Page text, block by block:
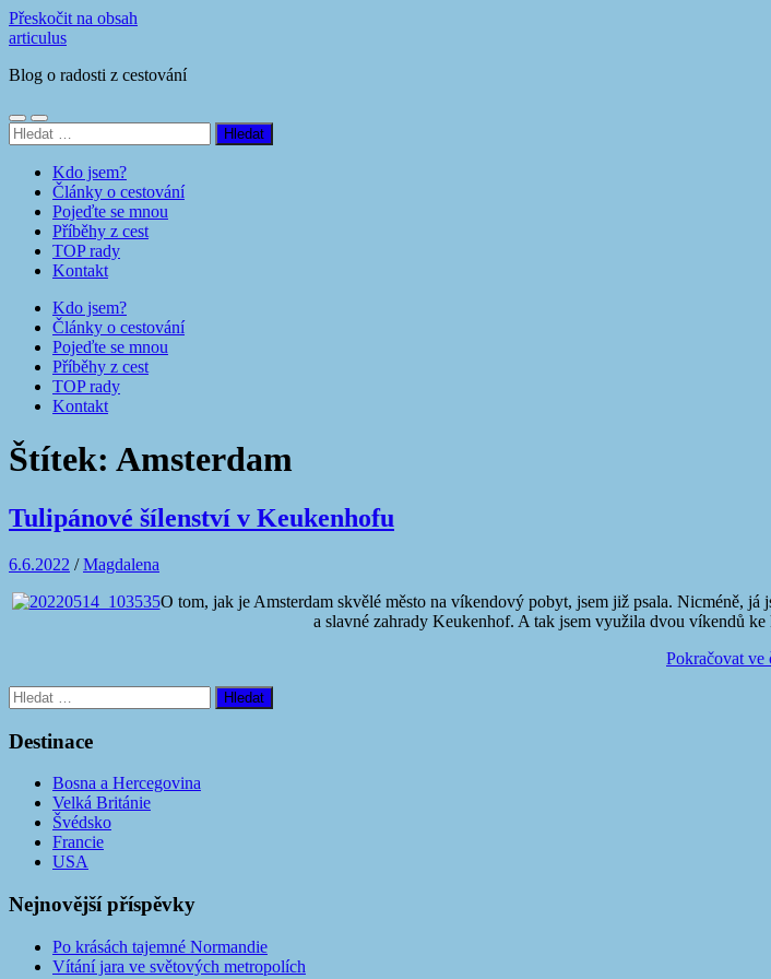
Přeskočit na obsah
articulus
Blog o radosti z cestování
Přepnout
mobilní
Přepnout
vyhledávací
Vyhledávání
Kdo jsem?
Články o cestování
Pojeďte se mnou
Příběhy z cest
TOP rady
Kontakt
Kdo jsem?
Články o cestování
Pojeďte se mnou
Příběhy z cest
TOP rady
Kontakt
Štítek: Amsterdam
Tulipánové šílenství v Keukenhofu
6.6.2022 /Magdalena
O tom, jak je Amsterdam skvělé město na víkendový pobyt, jsem již psala. Nicméně,
a slavné zahrady Keukenhof. A tak jsem využila dvou víkendů
Pokračovat ve
Vyhledávání
Destinace
Bosna a Hercegovina
Velká Británie
Švédsko
Francie
USA
Nejnovější příspěvky
Po krásách tajemné Normandie
Vítání jara ve světových metropolích